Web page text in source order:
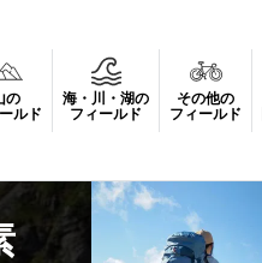
の
ルド
海・川・湖の
フィールド
その他の
フィールド